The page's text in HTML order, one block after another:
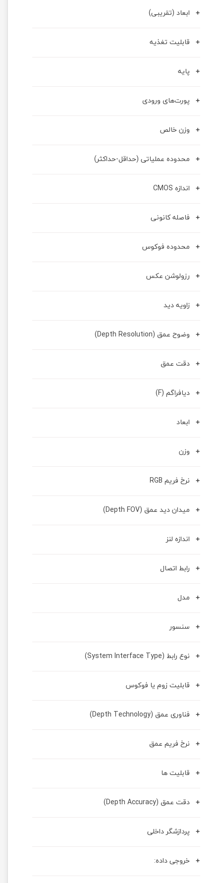
ابعاد (تقریبی)
قابلیت تغذیه
پایه
پورت‌های ورودی
وزن خالص
محدوده عملیاتی (حداقل-حداکثر)
اندازه CMOS
فاصله کانونی
محدوده فوکوس
رزولوشن عکس
زاویه دید
وضوح عمق (Depth Resolution)
دقت عمق
دیافراگم (F)
ابعاد
وزن
نرخ فریم RGB
میدان دید عمق (Depth FOV)
اندازه لنز
رابط اتصال
مدل
سنسور
نوع رابط (System Interface Type)
قابلیت زوم یا فوکوس
فناوری عمق (Depth Technology)
نرخ فریم عمق
قابلیت ها
دقت عمق (Depth Accuracy)
پردازشگر داخلی
خروجی داده: